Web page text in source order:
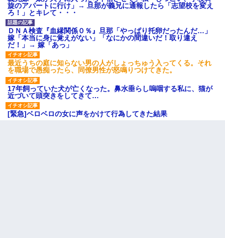
旋のアパートに行け」→ 旦那が義兄に通報したら「志望校を変え
ろ！」とキレて・・・
ＤＮＡ検査『血縁関係０％』旦那「やっぱり托卵だったんだ…」
嫁「本当に身に覚えがない」「なにかの間違いだ！取り違え
だ！」→ 嫁「あっ」
最近うちの庭に知らない男の人がしょっちゅう入ってくる。それ
を職場で愚痴ったら、同僚男性が怒鳴りつけてきた。
17年飼っていた犬が亡くなった。鼻水垂らし嗚咽する私に、猫が
近づいて頭突きをしてきて…
[緊急]ベロベロの女に声をかけて行為してきた結果